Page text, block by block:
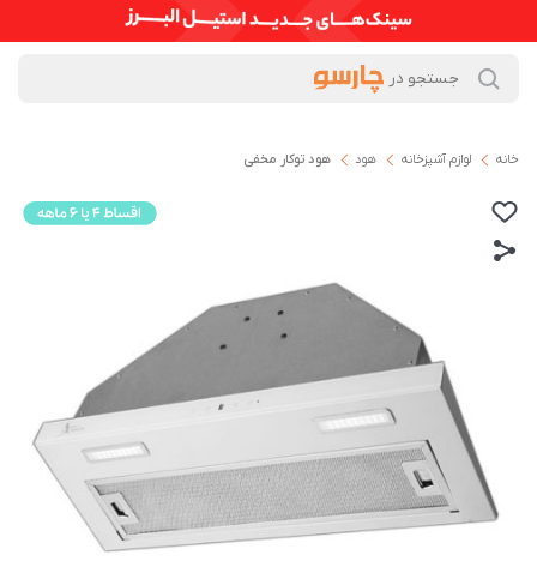
خانه لوازم آشپزخانه هود ھود توکار مخفی